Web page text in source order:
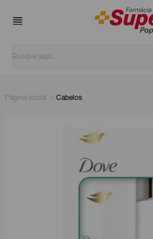
Página inicial Cabelos